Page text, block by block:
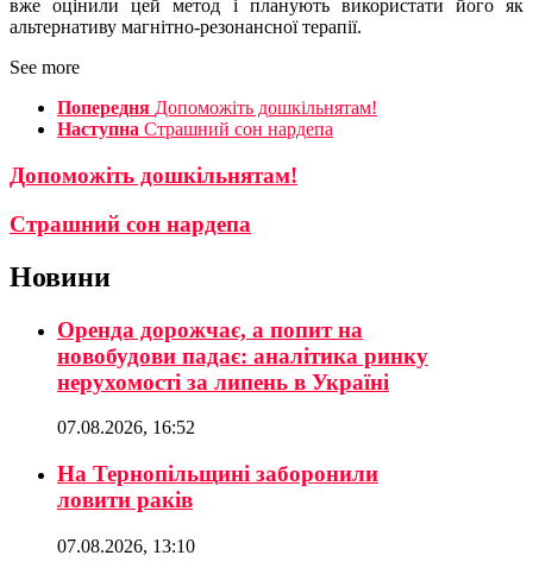
вже оцінили цей метод і планують використати його як
альтернативу магнітно-резонансної терапії.
See more
Попередня Допоможіть дошкільнятам!
Наступна Страшний сон нардепа
Допоможіть дошкільнятам!
Страшний сон нардепа
Новини
Оренда дорожчає, а попит на
новобудови падає: аналітика ринку
нерухомості за липень в Україні
07.08.2026, 16:52
На Тернопільщині заборонили
ловити раків
07.08.2026, 13:10